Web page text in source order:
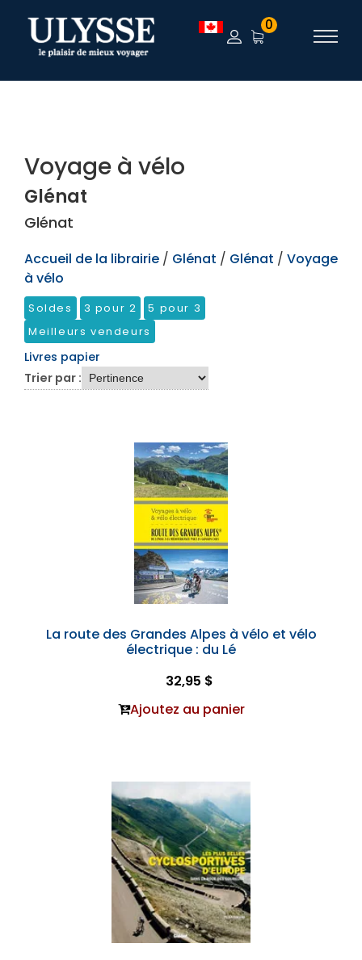
TEST 0
Voyage à vélo
Glénat
Glénat
Accueil de la librairie / Glénat / Glénat / Voyage
à vélo
Soldes 3 pour 2
5 pour 3
Meilleurs vendeurs
Livres papier
Trier par :
La route des Grandes Alpes à vélo et vélo
électrique : du Lé
32,95 $
Ajoutez au panier